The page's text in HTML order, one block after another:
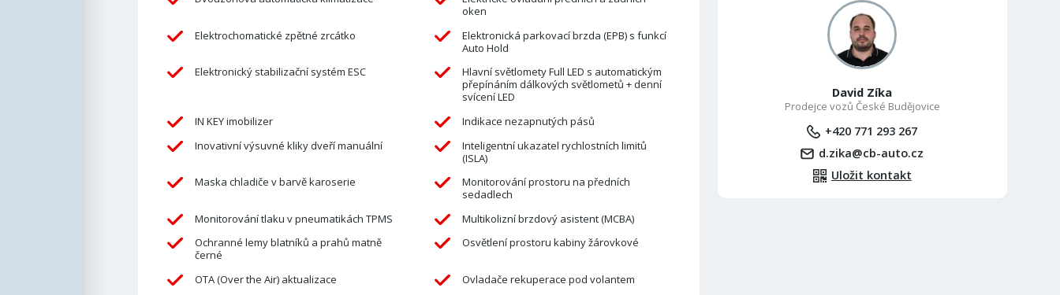
oken
Elektrochomatické zpětné zrcátko
Elektronická parkovací brzda (EPB) s funkcí
Auto Hold
Elektronický stabilizační systém ESC
Hlavní světlomety Full LED s automatickým
přepínáním dálkových světlometů + denní
svícení LED
IN KEY imobilizer
Indikace nezapnutých pásů
Inovativní výsuvné kliky dveří manuální
Inteligentní ukazatel rychlostních limitů
(ISLA)
Maska chladiče v barvě karoserie
Monitorování prostoru na předních
sedadlech
Monitorování tlaku v pneumatikách TPMS
Multikolizní brzdový asistent (MCBA)
Ochranné lemy blatníků a prahů matně
černé
Osvětlení prostoru kabiny žárovkové
OTA (Over the Air) aktualizace
Ovladače rekuperace pod volantem
David Zíka
Prodejce vozů České Budějovice
+420 771 293 267
d.zika@cb-auto.cz
Uložit kontakt